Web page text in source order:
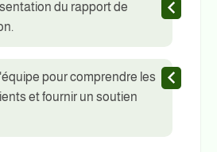
du rapport de
pour comprendre les
et fournir un soutien